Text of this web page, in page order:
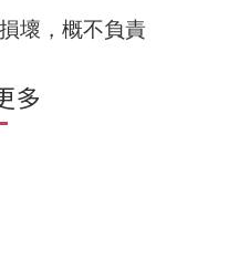
壞，概不負責
多